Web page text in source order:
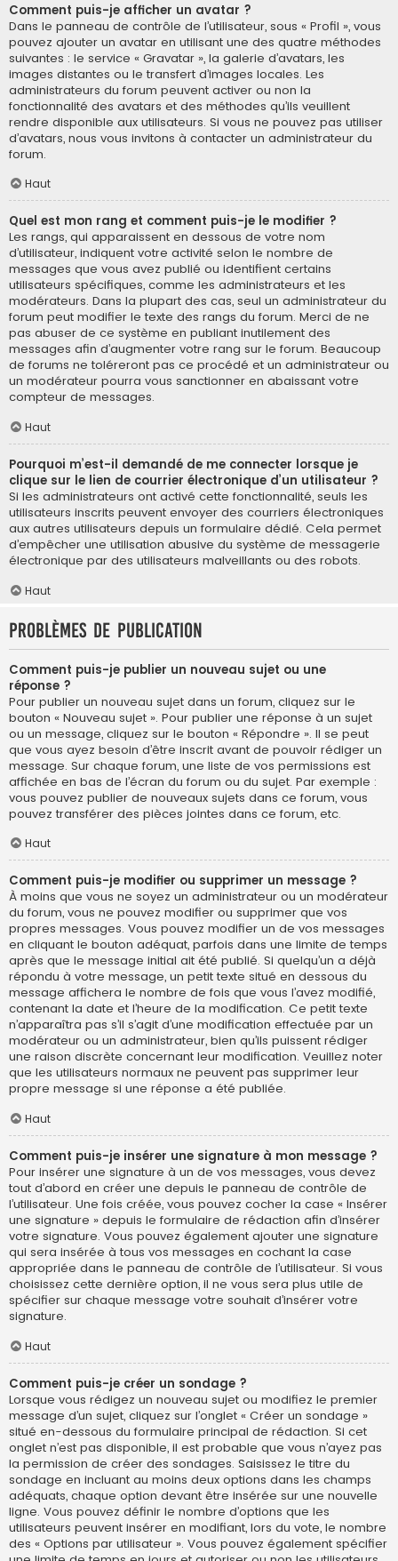
Comment puis-je afficher un avatar ?
Dans le panneau de contrôle de l’utilisateur, sous « Profil », vous
pouvez ajouter un avatar en utilisant une des quatre méthodes
suivantes : le service « Gravatar », la galerie d’avatars, les
images distantes ou le transfert d’images locales. Les
administrateurs du forum peuvent activer ou non la
fonctionnalité des avatars et des méthodes qu’ils veuillent
rendre disponible aux utilisateurs. Si vous ne pouvez pas utiliser
d’avatars, nous vous invitons à contacter un administrateur du
forum.
Haut
Quel est mon rang et comment puis-je le modifier ?
Les rangs, qui apparaissent en dessous de votre nom
d’utilisateur, indiquent votre activité selon le nombre de
messages que vous avez publié ou identifient certains
utilisateurs spécifiques, comme les administrateurs et les
modérateurs. Dans la plupart des cas, seul un administrateur du
forum peut modifier le texte des rangs du forum. Merci de ne
pas abuser de ce système en publiant inutilement des
messages afin d’augmenter votre rang sur le forum. Beaucoup
de forums ne toléreront pas ce procédé et un administrateur ou
un modérateur pourra vous sanctionner en abaissant votre
compteur de messages.
Haut
Pourquoi m’est-il demandé de me connecter lorsque je
clique sur le lien de courrier électronique d’un utilisateur ?
Si les administrateurs ont activé cette fonctionnalité, seuls les
utilisateurs inscrits peuvent envoyer des courriers électroniques
aux autres utilisateurs depuis un formulaire dédié. Cela permet
d’empêcher une utilisation abusive du système de messagerie
électronique par des utilisateurs malveillants ou des robots.
Haut
Problèmes de publication
Comment puis-je publier un nouveau sujet ou une
réponse ?
Pour publier un nouveau sujet dans un forum, cliquez sur le
bouton « Nouveau sujet ». Pour publier une réponse à un sujet
ou un message, cliquez sur le bouton « Répondre ». Il se peut
que vous ayez besoin d’être inscrit avant de pouvoir rédiger un
message. Sur chaque forum, une liste de vos permissions est
affichée en bas de l’écran du forum ou du sujet. Par exemple :
vous pouvez publier de nouveaux sujets dans ce forum, vous
pouvez transférer des pièces jointes dans ce forum, etc.
Haut
Comment puis-je modifier ou supprimer un message ?
À moins que vous ne soyez un administrateur ou un modérateur
du forum, vous ne pouvez modifier ou supprimer que vos
propres messages. Vous pouvez modifier un de vos messages
en cliquant le bouton adéquat, parfois dans une limite de temps
après que le message initial ait été publié. Si quelqu’un a déjà
répondu à votre message, un petit texte situé en dessous du
message affichera le nombre de fois que vous l’avez modifié,
contenant la date et l’heure de la modification. Ce petit texte
n’apparaîtra pas s’il s’agit d’une modification effectuée par un
modérateur ou un administrateur, bien qu’ils puissent rédiger
une raison discrète concernant leur modification. Veuillez noter
que les utilisateurs normaux ne peuvent pas supprimer leur
propre message si une réponse a été publiée.
Haut
Comment puis-je insérer une signature à mon message ?
Pour insérer une signature à un de vos messages, vous devez
tout d’abord en créer une depuis le panneau de contrôle de
l’utilisateur. Une fois créée, vous pouvez cocher la case « Insérer
une signature » depuis le formulaire de rédaction afin d’insérer
votre signature. Vous pouvez également ajouter une signature
qui sera insérée à tous vos messages en cochant la case
appropriée dans le panneau de contrôle de l’utilisateur. Si vous
choisissez cette dernière option, il ne vous sera plus utile de
spécifier sur chaque message votre souhait d’insérer votre
signature.
Haut
Comment puis-je créer un sondage ?
Lorsque vous rédigez un nouveau sujet ou modifiez le premier
message d’un sujet, cliquez sur l’onglet « Créer un sondage »
situé en-dessous du formulaire principal de rédaction. Si cet
onglet n’est pas disponible, il est probable que vous n’ayez pas
la permission de créer des sondages. Saisissez le titre du
sondage en incluant au moins deux options dans les champs
adéquats, chaque option devant être insérée sur une nouvelle
ligne. Vous pouvez définir le nombre d’options que les
utilisateurs peuvent insérer en modifiant, lors du vote, le nombre
des « Options par utilisateur ». Vous pouvez également spécifier